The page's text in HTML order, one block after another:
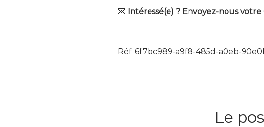
💌 Intéressé(e) ? Envoyez-nous votre
Réf: 6f7bc989-a9f8-485d-a0eb-
Le